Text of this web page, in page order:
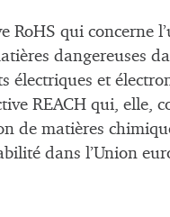
RoHS qui concerne
dangereuses
électriques et
REACH qui, elle,
de matières
dans l’Union